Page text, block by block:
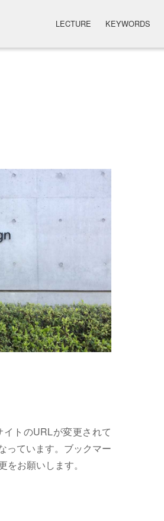
LECTURE KEYWORDS
トのURLが変更されて
っています。ブックマー
お願いします。